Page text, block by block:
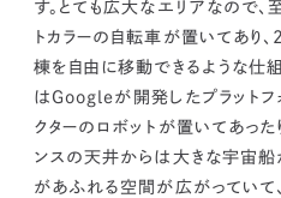
す。とても広大なエリアなので
トカラーの自転車が置いてあり
棟を自由に移動できるような仕
はGoogleが開発したプラットフ
クターのロボットが置いてあった
ンスの天井からは大きな宇宙船
があふれる空間が広がっていて